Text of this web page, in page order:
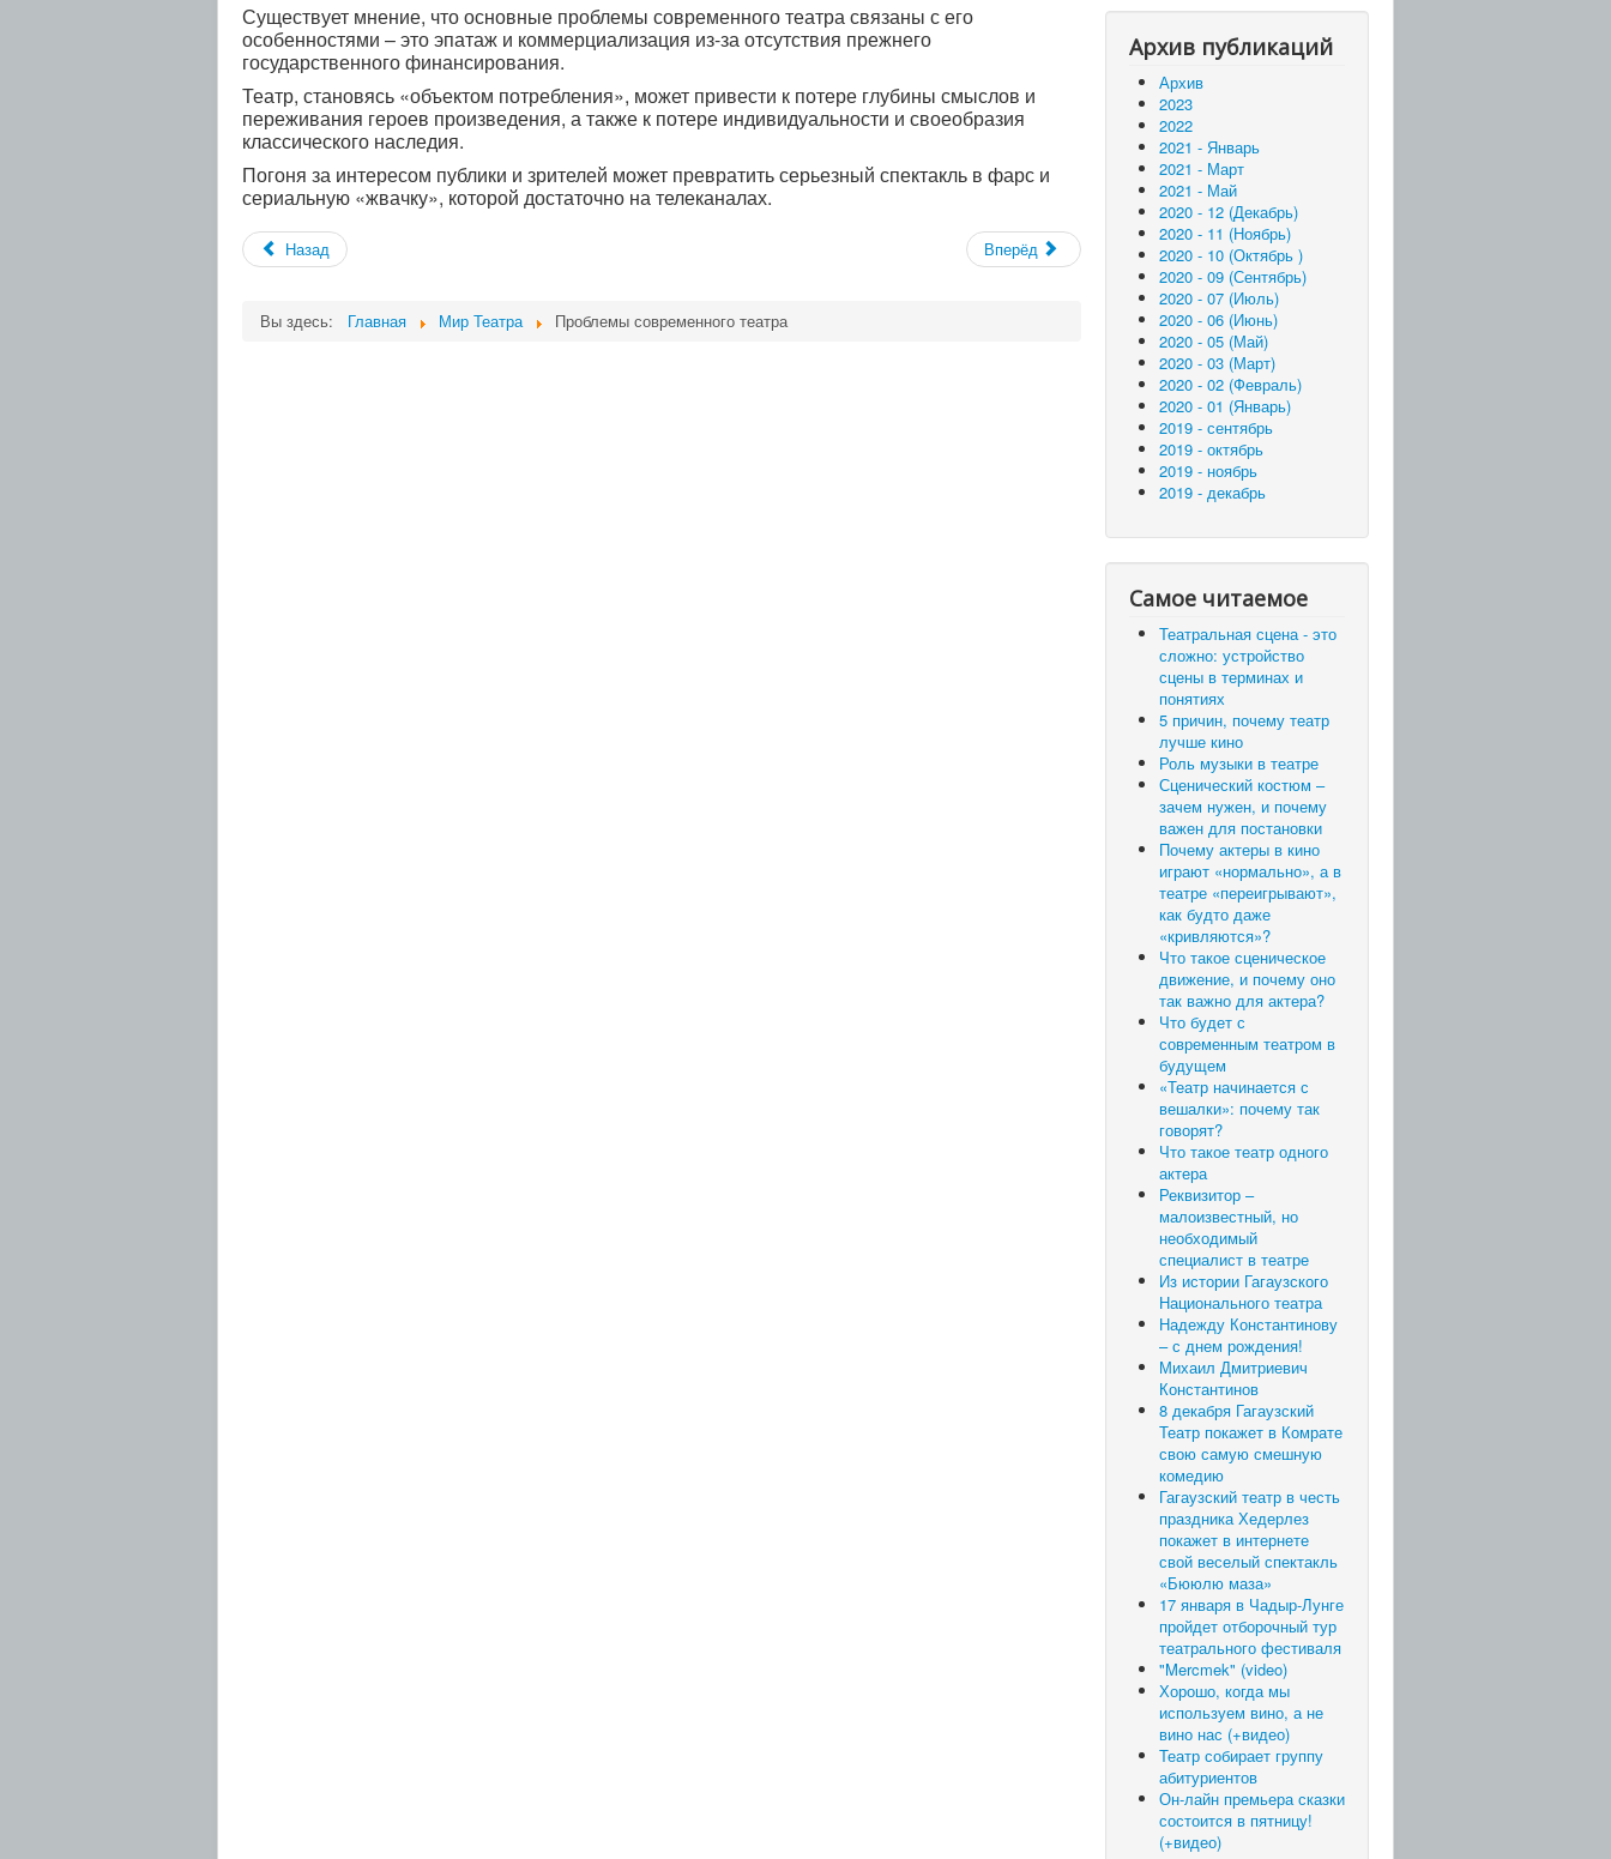
Существует мнение, что основные проблемы современного театра связаны с его
особенностями – это эпатаж и коммерциализация из-за отсутствия прежнего
государственного финансирования.
Театр, становясь «объектом потребления», может привести к потере глубины смыслов и
переживания героев произведения, а также к потере индивидуальности и своеобразия
классического наследия.
Погоня за интересом публики и зрителей может превратить серьезный спектакль в фарс и
сериальную «жвачку», которой достаточно на телеканалах.
Назад Вперёд
Вы здесь: Главная Мир Театра Проблемы современного театра
Архив публикаций
Архив
2023
2022
2021 - Январь
2021 - Март
2021 - Май
2020 - 12 (Декабрь)
2020 - 11 (Ноябрь)
2020 - 10 (Октябрь )
2020 - 09 (Сентябрь)
2020 - 07 (Июль)
2020 - 06 (Июнь)
2020 - 05 (Май)
2020 - 03 (Март)
2020 - 02 (Февраль)
2020 - 01 (Январь)
2019 - сентябрь
2019 - октябрь
2019 - ноябрь
2019 - декабрь
Самое читаемое
Театральная сцена - это
сложно: устройство
сцены в терминах и
понятиях
5 причин, почему театр
лучше кино
Роль музыки в театре
Сценический костюм –
зачем нужен, и почему
важен для постановки
Почему актеры в кино
играют «нормально», а в
театре «переигрывают»,
как будто даже
«кривляются»?
Что такое сценическое
движение, и почему оно
так важно для актера?
Что будет с
современным театром в
будущем
«Театр начинается с
вешалки»: почему так
говорят?
Что такое театр одного
актера
Реквизитор –
малоизвестный, но
необходимый
специалист в театре
Из истории Гагаузского
Национального театра
Надежду Константинову
– с днем рождения!
Михаил Дмитриевич
Константинов
8 декабря Гагаузский
Театр покажет в Комрате
свою самую смешную
комедию
Гагаузский театр в честь
праздника Хедерлез
покажет в интернете
свой веселый спектакль
«Бююлю маза»
17 января в Чадыр-Лунге
пройдет отборочный тур
театрального фестиваля
"Mercmek" (video)
Хорошо, когда мы
используем вино, а не
вино нас (+видео)
Театр собирает группу
абитуриентов
Он-лайн премьера сказки
состоится в пятницу!
(+видео)